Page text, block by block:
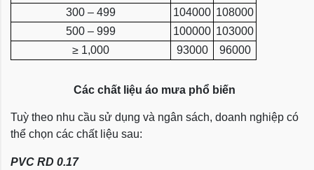
300 – 499
104000 108000
500 – 999
100000 103000
≥ 1,000
93000 96000
Các chất liệu áo mưa phổ biến
Tuỳ theo nhu cầu sử dụng và ngân sách, doanh nghiệp có
thể chọn các chất liệu sau:
PVC RD 0.17